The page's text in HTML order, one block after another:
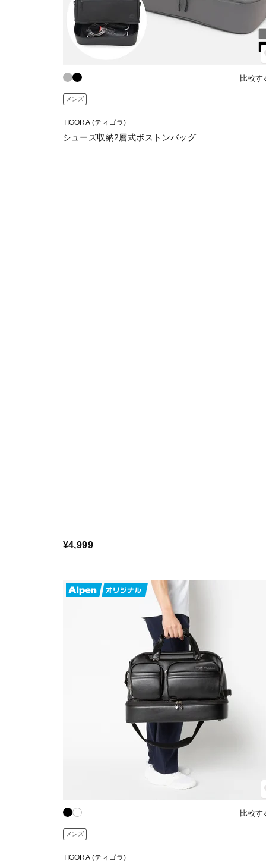
比較す
メンズ
TIGORA (ティゴラ)
シューズ収納2層式ボストンバッグ
¥4,999
比較す
メンズ
TIGORA (ティゴラ)